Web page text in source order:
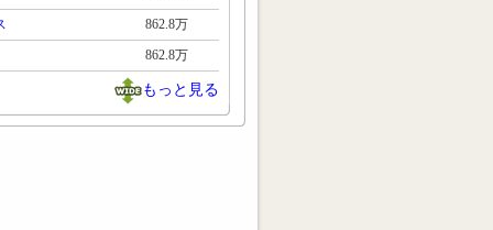
862.8万
862.8万
もっと見る